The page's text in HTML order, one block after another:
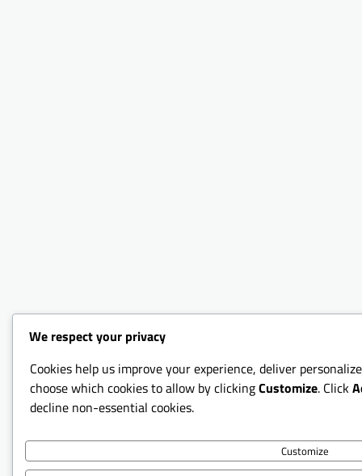
We respect your privacy
Cookies help us improve your experience, deliver
choose which cookies to allow by clickingCustomize. Click
decline non-essential cookies.
Customize